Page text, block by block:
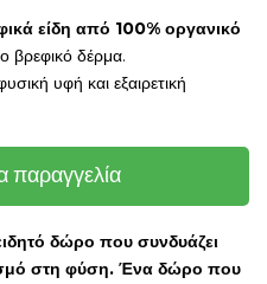
είδη από 100% οργανικό
βρεφικό δέρμα.
υφή και εξαιρετική
παραγγελία
δώρο που συνδυάζει
στη φύση. Ένα δώρο που